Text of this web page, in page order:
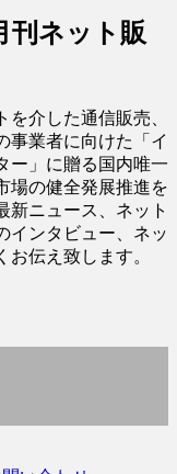
ネット販
を介した通信販売、
事業者に向けた「イ
ー」に贈る国内唯一
場の健全発展推進を
新ニュース、ネット
インタビュー、ネッ
お伝え致します。